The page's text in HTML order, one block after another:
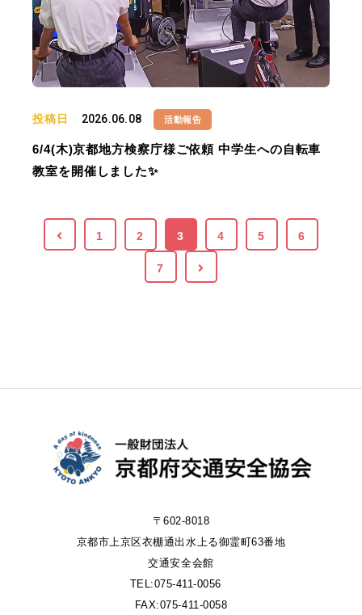
投稿日 2026.06.08 活動報告
6/4(木)京都地方検察庁様ご依頼 中学生への自転車
教室を開催しました✨
1 2 3 4 5 6
7
〒602-8018
京都市上京区衣棚通出水上る御霊町63番地
交通安全会館
TEL:075-411-0056
FAX:075-411-0058